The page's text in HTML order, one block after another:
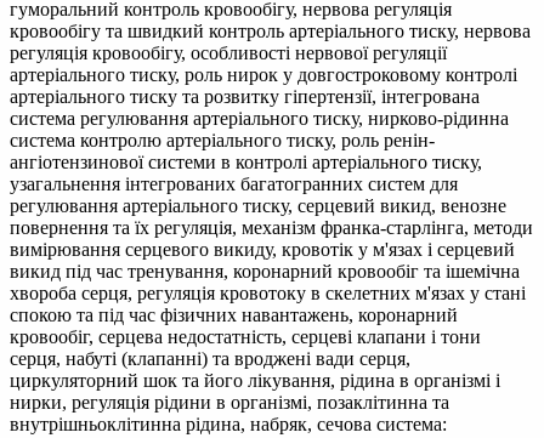
гуморальний контроль кровообігу, нервова регуляція
кровообігу та швидкий контроль артеріального тиску, нервова
регуляція кровообігу, особливості нервової регуляції
артеріального тиску, роль нирок у довгостроковому контролі
артеріального тиску та розвитку гіпертензії, інтегрована
система регулювання артеріального тиску, нирково-рідинна
система контролю артеріального тиску, роль ренін-
ангіотензинової системи в контролі артеріального тиску,
узагальнення інтегрованих багатогранних систем для
регулювання артеріального тиску, серцевий викид, венозне
повернення та їх регуляція, механізм франка-старлінга, методи
вимірювання серцевого викиду, кровотік у м'язах і серцевий
викид під час тренування, коронарний кровообіг та ішемічна
хвороба серця, регуляція кровотоку в скелетних м'язах у стані
спокою та під час фізичних навантажень, коронарний
кровообіг, серцева недостатність, серцеві клапани і тони
серця, набуті (клапанні) та вроджені вади серця,
циркуляторний шок та його лікування, рідина в організмі і
нирки, регуляція рідини в організмі, позаклітинна та
внутрішньоклітинна рідина, набряк, сечова система: